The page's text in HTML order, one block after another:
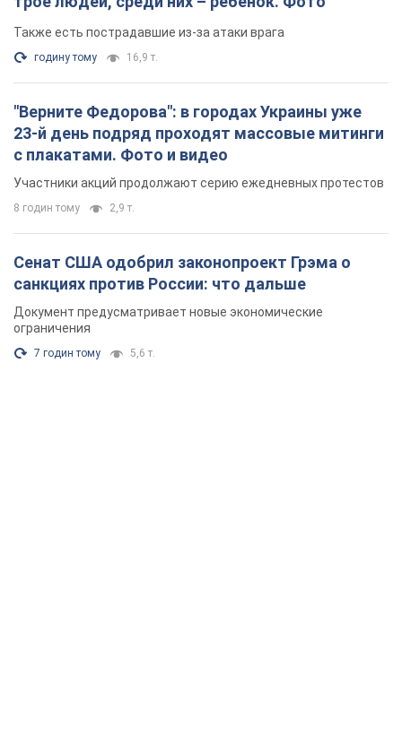
Также есть пострадавшие из-за атаки врага
годину тому 16,9 т.
"Верните Федорова": в городах Украины уже
23-й день подряд проходят массовые митинги
с плакатами. Фото и видео
Участники акций продолжают серию ежедневных протестов
8 годин тому 2,9 т.
Сенат США одобрил законопроект Грэма о
санкциях против России: что дальше
Документ предусматривает новые экономические
ограничения
7 годин тому 5,6 т.